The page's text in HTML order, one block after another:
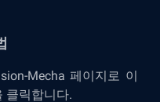
Mecha페이지로 이
클릭합니다.